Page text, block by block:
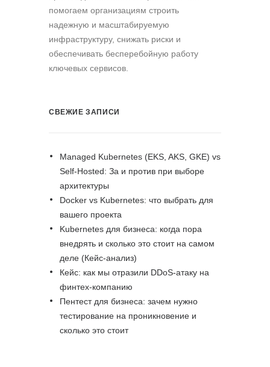
помогаем организациям строить
надежную и масштабируемую
инфраструктуру, снижать риски и
обеспечивать бесперебойную работу
ключевых сервисов.
СВЕЖИЕ ЗАПИСИ
Managed Kubernetes (EKS, AKS, GKE) vs
Self-Hosted: За и против при выборе
архитектуры
Docker vs Kubernetes: что выбрать для
вашего проекта
Kubernetes для бизнеса: когда пора
внедрять и сколько это стоит на самом
деле (Кейс-анализ)
Кейс: как мы отразили DDoS-атаку на
финтех-компанию
Пентест для бизнеса: зачем нужно
тестирование на проникновение и
сколько это стоит